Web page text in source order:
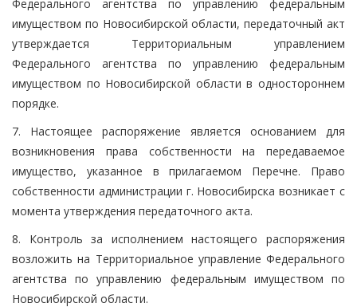
Федерального агентства по управлению федеральным
имуществом по Новосибирской области, передаточный акт
утверждается Территориальным управлением
Федерального агентства по управлению федеральным
имуществом по Новосибирской области в одностороннем
порядке.
7. Настоящее распоряжение является основанием для
возникновения права собственности на передаваемое
имущество, указанное в прилагаемом Перечне. Право
собственности администрации г. Новосибирска возникает с
момента утверждения передаточного акта.
8. Контроль за исполнением настоящего распоряжения
возложить на Территориальное управление Федерального
агентства по управлению федеральным имуществом по
Новосибирской области.